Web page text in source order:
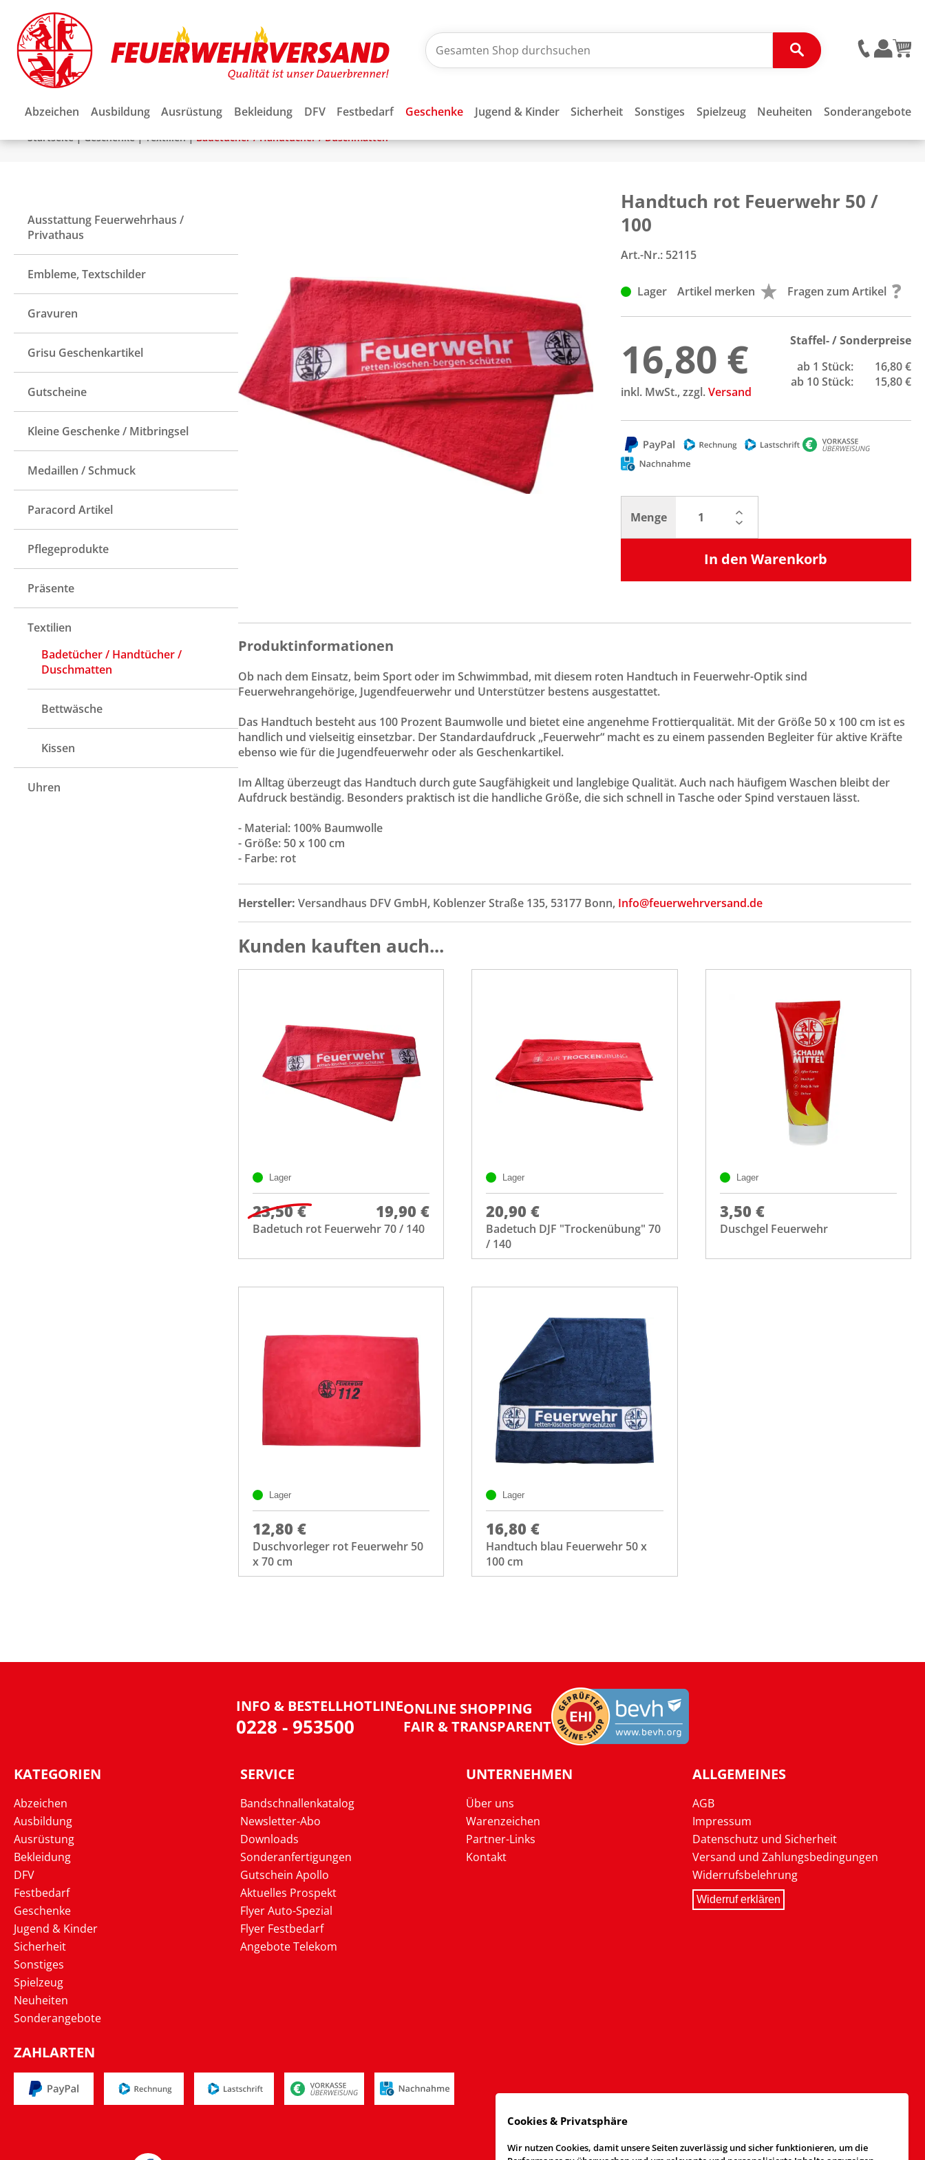
Abzeichen Ausbildung Ausrüstung Bekleidung DFV Festbedarf Geschenke Jugend & Kinder Sicherheit Sonstiges Spielzeug Neuheiten Sonderangebote
Startseite|Geschenke|Textilien|Badetücher / Handtücher / Duschmatten
Ausstattung Feuerwehrhaus /
Privathaus
Embleme, Textschilder
Gravuren
Grisu Geschenkartikel
Gutscheine
Kleine Geschenke / Mitbringsel
Medaillen / Schmuck
Paracord Artikel
Pflegeprodukte
Präsente
Textilien
Badetücher / Handtücher /
Duschmatten
Bettwäsche
Kissen
Uhren
Handtuch rot Feuerwehr 50 /
100
Art.-Nr.: 52115
Lager Artikel merken Fragen zum Artikel
16,80 €
inkl. MwSt., zzgl.Versand
Staffel- / Sonderpreise
ab 1 Stück:
16,80 €
ab 10 Stück:
15,80 €
Menge
In den Warenkorb
Produktinformationen
Ob nach dem Einsatz, beim Sport oder im Schwimmbad, mit diesem roten Handtuch in Feuerwehr-Optik sind
Feuerwehrangehörige, Jugendfeuerwehr und Unterstützer bestens ausgestattet.
Das Handtuch besteht aus 100 Prozent Baumwolle und bietet eine angenehme Frottierqualität. Mit der Größe 50 x 100 cm ist es
handlich und vielseitig einsetzbar. Der Standardaufdruck „Feuerwehr“ macht es zu einem passenden Begleiter für aktive Kräfte
ebenso wie für die Jugendfeuerwehr oder als Geschenkartikel.
Im Alltag überzeugt das Handtuch durch gute Saugfähigkeit und langlebige Qualität. Auch nach häufigem Waschen bleibt der
Aufdruck beständig. Besonders praktisch ist die handliche Größe, die sich schnell in Tasche oder Spind verstauen lässt.
- Material: 100% Baumwolle
- Größe: 50 x 100 cm
- Farbe: rot
Hersteller: Versandhaus DFV GmbH, Koblenzer Straße 135, 53177 Bonn, Info@feuerwehrversand.de
Kunden kauften auch...
Lager
23,50 € 19,90 €
Badetuch rot Feuerwehr 70 / 140
Lager
20,90 €
Badetuch DJF "Trockenübung" 70
/ 140
Lager
3,50 €
Duschgel Feuerwehr
Lager
12,80 €
Duschvorleger rot Feuerwehr 50
x 70 cm
Lager
16,80 €
Handtuch blau Feuerwehr 50 x
100 cm
INFO & BESTELLHOTLINE
0228 - 953500
ONLINE SHOPPING
FAIR & TRANSPARENT
KATEGORIEN
Abzeichen
Ausbildung
Ausrüstung
Bekleidung
DFV
Festbedarf
Geschenke
Jugend & Kinder
Sicherheit
Sonstiges
Spielzeug
Neuheiten
Sonderangebote
SERVICE
Bandschnallenkatalog
Newsletter-Abo
Downloads
Sonderanfertigungen
Gutschein Apollo
Aktuelles Prospekt
Flyer Auto-Spezial
Flyer Festbedarf
Angebote Telekom
UNTERNEHMEN
Über uns
Warenzeichen
Partner-Links
Kontakt
ALLGEMEINES
AGB
Impressum
Datenschutz und Sicherheit
Versand und Zahlungsbedingungen
Widerrufsbelehrung
Widerruf erklären
ZAHLARTEN
Cookies & Privatsphäre
Wir nutzen Cookies, damit unsere Seiten zuverlässig und sicher funktionieren, um die